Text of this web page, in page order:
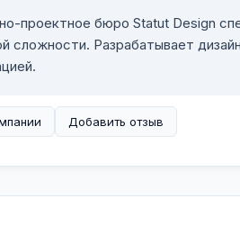
проектное бюро Statut Design
сложности. Разрабатывает
Добавить отзыв